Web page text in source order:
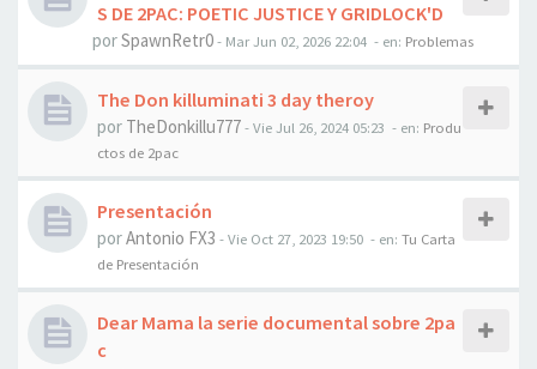
S DE 2PAC: POETIC JUSTICE Y GRIDLOCK'D
porSpawnRetr0- Mar Jun 02, 2026 22:04 - en: Problemas
The Don killuminati 3 day theroy
por TheDonkillu777-Vie Jul 26, 2024 05:23 - en: Produ
ctos de 2pac
Presentación
porAntonio FX3 -Vie Oct 27, 2023 19:50 - en: Tu Carta
de Presentación
Dear Mama la serie documental sobre 2pa
c